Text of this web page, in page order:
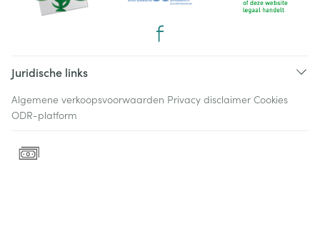
Juridische links
Algemene verkoopsvoorwaarden Privacy disclaimer Cookies
ODR-platform